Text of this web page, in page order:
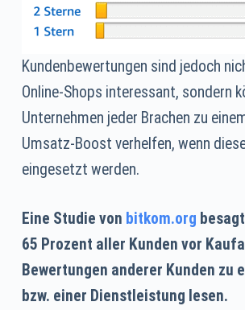
Kundenbewertungen sind jedoch
Online-Shops interessant, sondern
Unternehmen jeder Brachen zu
Umsatz-Boost verhelfen, wenn
eingesetzt werden.
Eine Studie von bitkom.org
65 Prozent aller Kunden vor
Bewertungen anderer Kunden zu
bzw. einer Dienstleistung lesen.